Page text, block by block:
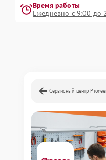
Время работы
Ежедневно с 9:00 до
Сервисный центр